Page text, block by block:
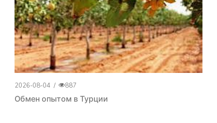
2026-08-04 / 887
Обмен опытом в Турции